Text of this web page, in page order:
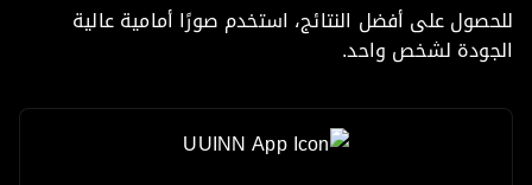
على أفضل النتائج، استخدم صورًا أمامية عالية
لشخص واحد.